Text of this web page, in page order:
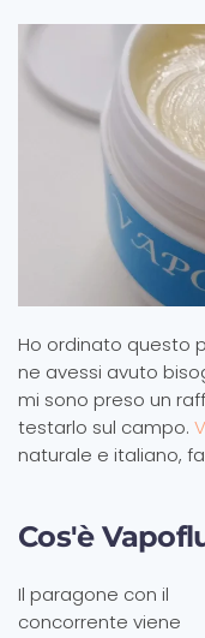
Ho ordinato questo
ne avessi avuto
mi sono preso un
testarlo sul campo.
naturale e italiano,
Cos'è
Il paragone con il
concorrente viene